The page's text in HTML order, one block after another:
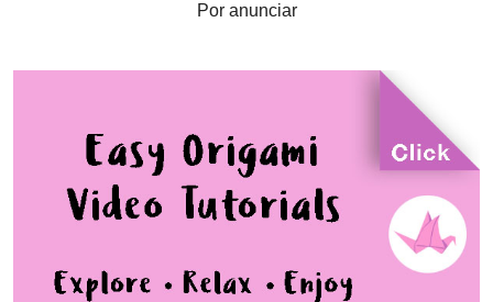
Por anunciar